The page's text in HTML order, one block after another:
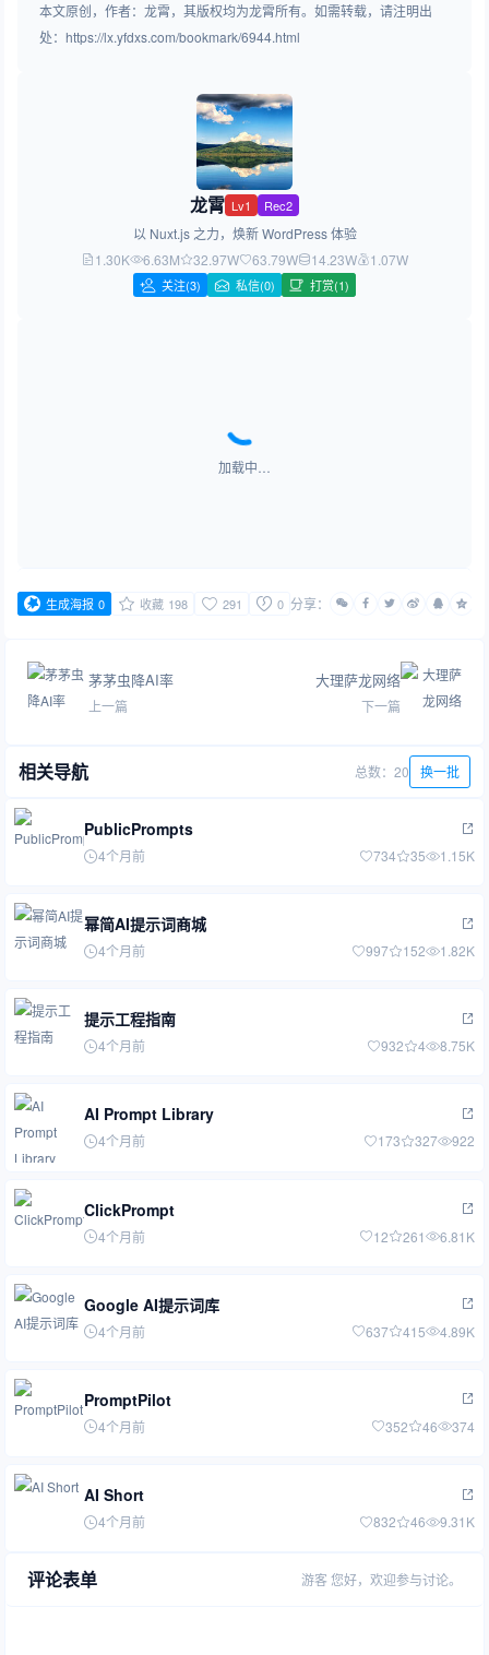
本文原创，作者：龙霄，其版权均为龙霄所有。如需转载，请注明出
处：https://lx.yfdxs.com/bookmark/6944.html
龙霄 Lv1 Rec2
以 Nuxt.js 之力，焕新 WordPress 体验
1.30K
6.63M 32.97W 63.79W 14.23W 1.07W
关注(3) 私信(0) 打赏(1)
加载中…
生成海报 0 收藏 198 291 0 分享：
茅茅虫降AI率
上一篇
大理萨龙网络
下一篇
相关导航 总数：20 换一批
PublicPrompts
4个月前 734 35 1.15K
幂简AI提示词商城
4个月前 997 152 1.82K
提示工程指南
4个月前 932 4 8.75K
AI Prompt Library
4个月前 173 327 922
ClickPrompt
4个月前 12 261 6.81K
Google AI提示词库
4个月前 637 415 4.89K
PromptPilot
4个月前 352 46 374
AI Short
4个月前 832 46 9.31K
评论表单 游客 您好，欢迎参与讨论。